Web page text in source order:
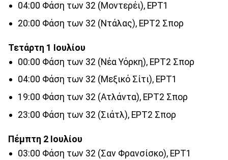
04:00 Φάση των 32 (Μοντερέι), ΕΡΤ1
20:00 Φάση των 32 (Ντάλας), ΕΡΤ2 Σπορ
Τετάρτη 1 Ιουλίου
00:00 Φάση των 32 (Νέα Υόρκη), ΕΡΤ2 Σπορ
04:00 Φάση των 32 (Μεξικό Σίτι), ΕΡΤ1
19:00 Φάση των 32 (Ατλάντα), ΕΡΤ2 Σπορ
23:00 Φάση των 32 (Σιάτλ), ΕΡΤ2 Σπορ
Πέμπτη 2 Ιουλίου
03:00 Φάση των 32 (Σαν Φρανσίσκο), ΕΡΤ1